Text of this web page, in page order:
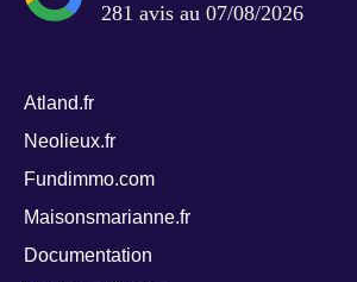
281 avis au 07/08/2026
Atland.fr
Neolieux.fr
Fundimmo.com
Maisonsmarianne.fr
Documentation